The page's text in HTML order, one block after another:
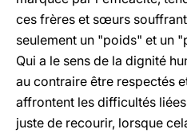
ces frères et sœurs
seulement un "poids" et un
Qui a le sens de la dignité
au contraire être respectés
affrontent les difficultés
juste de recourir, lorsque